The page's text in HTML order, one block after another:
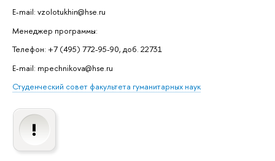
E-mail: vzolotukhin@hse.ru
Менеджер программы:
Телефон: +7 (495) 772-95-90, доб. 22731
E-mail: mpechnikova@hse.ru
Студенческий совет факультета гуманитарных наук